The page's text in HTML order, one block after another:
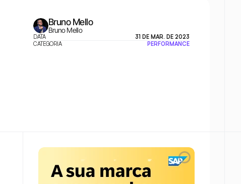
Bruno Mello
Bruno Mello
DATA
31 DE MAR. DE 2023
CATEGORIA
PERFORMANCE